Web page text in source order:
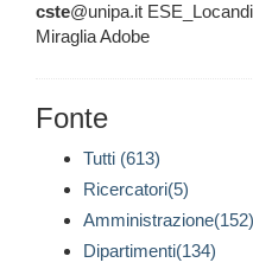
cste@unipa.it
Miraglia Adobe
Fonte
Tutti (613)
Ricercatori(5)
Amministrazione(152)
Dipartimenti(134)